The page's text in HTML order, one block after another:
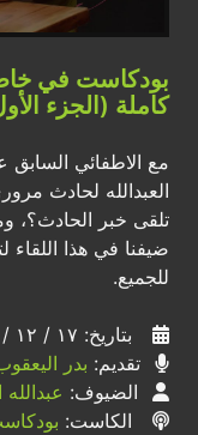
بودكاست في
كاملة (الجزء
مع الاطفائي السابق
العبدالله لحادث
تلقى خبر الحادث؟،
ضيفنا في هذا
للجميع.
بتاريخ: ١٧ / ١٢ / ٢٠٢٥
تقديم: بدر
الضيوف: عبدالله
الكاست: